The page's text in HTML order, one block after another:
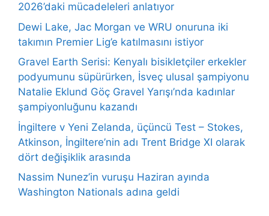
2026’daki mücadeleleri anlatıyor
Dewi Lake, Jac Morgan ve WRU onuruna iki
takımın Premier Lig’e katılmasını istiyor
Gravel Earth Serisi: Kenyalı bisikletçiler erkekler
podyumunu süpürürken, İsveç ulusal şampiyonu
Natalie Eklund Göç Gravel Yarışı’nda kadınlar
şampiyonluğunu kazandı
İngiltere v Yeni Zelanda, üçüncü Test – Stokes,
Atkinson, İngiltere’nin adı Trent Bridge XI olarak
dört değişiklik arasında
Nassim Nunez’in vuruşu Haziran ayında
Washington Nationals adına geldi